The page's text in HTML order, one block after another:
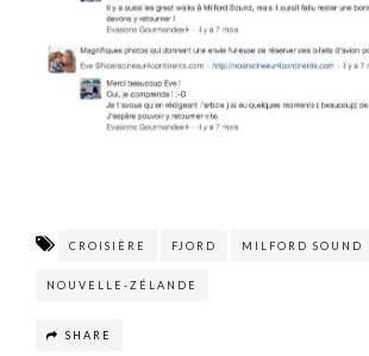
CROISIÈRE FJORD MILFORD SOUND
NOUVELLE-ZÉLANDE
SHARE